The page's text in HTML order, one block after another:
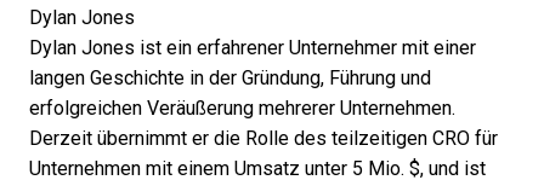
Dylan Jones
Dylan Jones ist ein erfahrener Unternehmer mit einer
langen Geschichte in der Gründung, Führung und
erfolgreichen Veräußerung mehrerer Unternehmen.
Derzeit übernimmt er die Rolle des teilzeitigen CRO für
Unternehmen mit einem Umsatz unter 5 Mio. $, und ist